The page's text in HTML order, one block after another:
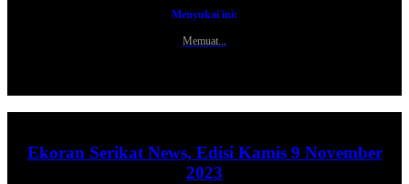
Menyukai ini:
Memuat...
Ekoran Serikat News, Edisi Kamis 9 November
2023